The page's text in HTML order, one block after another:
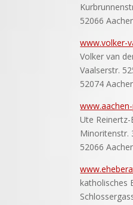
52066
www.volker-
Volker van
Vaalserstr.
52074
Ute
Minoritenstr.
52066
katholisches